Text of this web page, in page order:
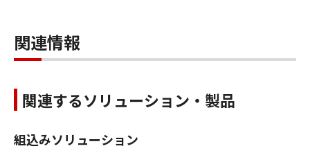
関連情報
関連するソリューション・製品
組込みソリューション